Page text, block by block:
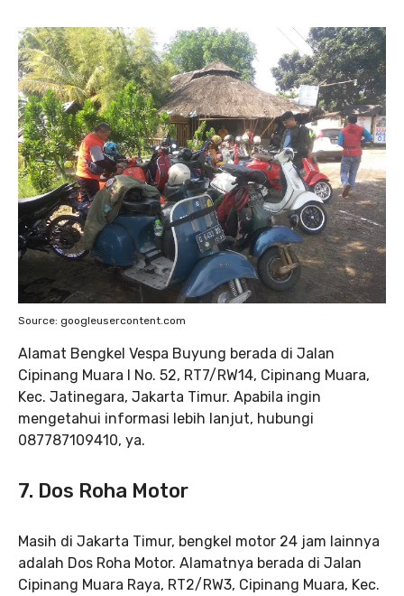
Source: googleusercontent.com
Alamat Bengkel Vespa Buyung berada di Jalan
Cipinang Muara I No. 52, RT7/RW14, Cipinang Muara,
Kec. Jatinegara, Jakarta Timur. Apabila ingin
mengetahui informasi lebih lanjut, hubungi
087787109410, ya.
7. Dos Roha Motor
Masih di Jakarta Timur, bengkel motor 24 jam lainnya
adalah Dos Roha Motor. Alamatnya berada di Jalan
Cipinang Muara Raya, RT2/RW3, Cipinang Muara, Kec.